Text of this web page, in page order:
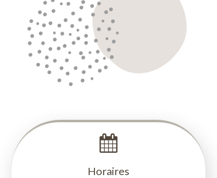
Horaires